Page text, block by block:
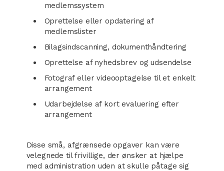
medlemssystem
Oprettelse eller opdatering af
medlemslister
Bilagsindscanning, dokumenthåndtering
Oprettelse af nyhedsbrev og udsendelse
Fotograf eller videooptagelse til et enkelt
arrangement
Udarbejdelse af kort evaluering efter
arrangement
Disse små, afgrænsede opgaver kan være
velegnede til frivillige, der ønsker at hjælpe
med administration uden at skulle påtage sig